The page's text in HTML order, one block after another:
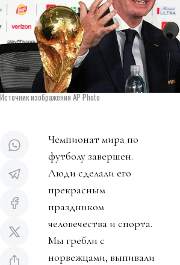
Источник изображения AP Photo
Чемпионат мира по
футболу завершен.
Люди сделали его
прекрасным
праздником
человечества и спорта.
Мы гребли с
норвежцами, выпивали